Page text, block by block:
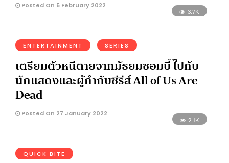
Posted On 5 February 2022
3.7K
ENTERTAINMENT SERIES
เตรียมตัวหนีตายจากมัธยมซอมบี้ ไปกับ
นักแสดงและผู้กำกับซีรีส์ All of Us Are
Dead
Posted On 27 January 2022
2.1K
QUICK BITE